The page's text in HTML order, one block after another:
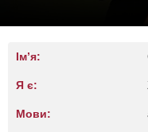
Ім’я:
Я є:
Мови: